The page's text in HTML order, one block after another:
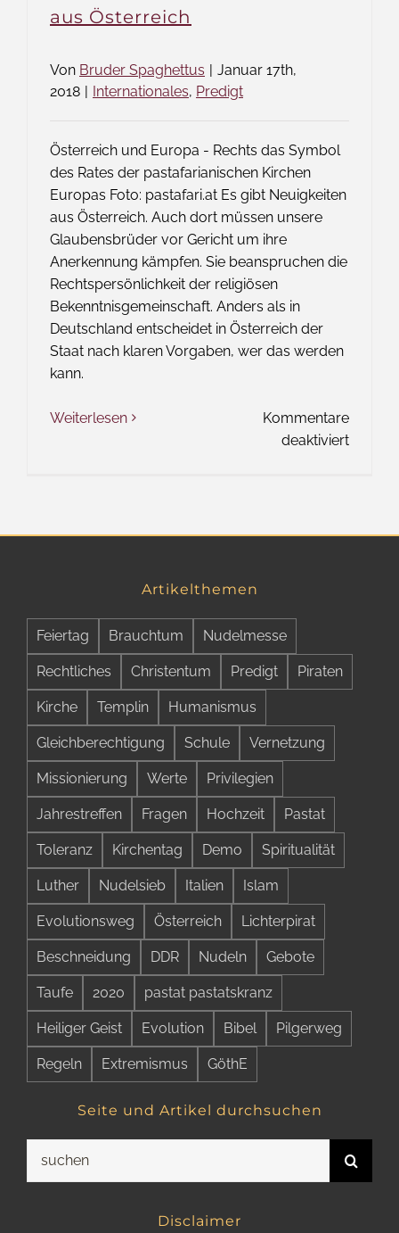
aus Österreich
Von Bruder Spaghettus | Januar 17th,
2018 | Internationales, Predigt
Österreich und Europa - Rechts das Symbol
des Rates der pastafarianischen Kirchen
Europas Foto: pastafari.at Es gibt Neuigkeiten
aus Österreich. Auch dort müssen unsere
Glaubensbrüder vor Gericht um ihre
Anerkennung kämpfen. Sie beanspruchen die
Rechtspersönlichkeit der religiösen
Bekenntnisgemeinschaft. Anders als in
Deutschland entscheidet in Österreich der
Staat nach klaren Vorgaben, wer das werden
kann.
Weiterlesen
Kommentare
deaktiviertfür
Artikelthemen
Feiertag Brauchtum Nudelmesse
Rechtliches Christentum Predigt Piraten
Kirche Templin Humanismus
Gleichberechtigung Schule Vernetzung
Missionierung Werte Privilegien
Jahrestreffen Fragen Hochzeit Pastat
Toleranz Kirchentag Demo Spiritualität
Luther Nudelsieb Italien Islam
Evolutionsweg Österreich Lichterpirat
Beschneidung DDR Nudeln Gebote
Taufe 2020 pastat pastatskranz
Heiliger Geist Evolution Bibel Pilgerweg
Regeln Extremismus GöthE
Seite und Artikel durchsuchen
Disclaimer